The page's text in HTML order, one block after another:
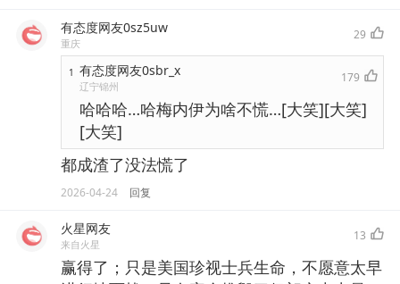
有态度网友0sz5uw
重庆
29
1 有态度网友0sbr_x
辽宁锦州
179
哈哈哈…哈梅内伊为啥不慌…[大笑][大笑]
[大笑]
都成渣了没法慌了
2026-04-24 回复
火星网友
来自火星
13
赢得了；只是美国珍视士兵生命，不愿意太早